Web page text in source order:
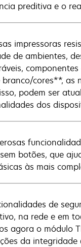
preditiva e o
impressoras
de ambientes,
branco/cores**, as
podem ser
dos
botões, que
às mais
de
na rede e em
agora o módulo
da